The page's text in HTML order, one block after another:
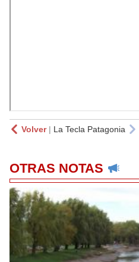
Volver| La Tecla Patagonia
OTRAS NOTAS